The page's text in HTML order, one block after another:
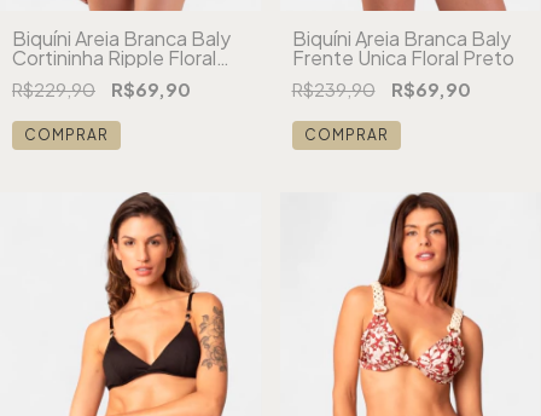
Biquíni Areia Branca Baly
Cortininha Ripple Floral
Verde
R$229,90 R$69,90
COMPRAR
Biquíni Areia Branca Baly
Frente Única Floral Preto
R$239,90 R$69,90
COMPRAR